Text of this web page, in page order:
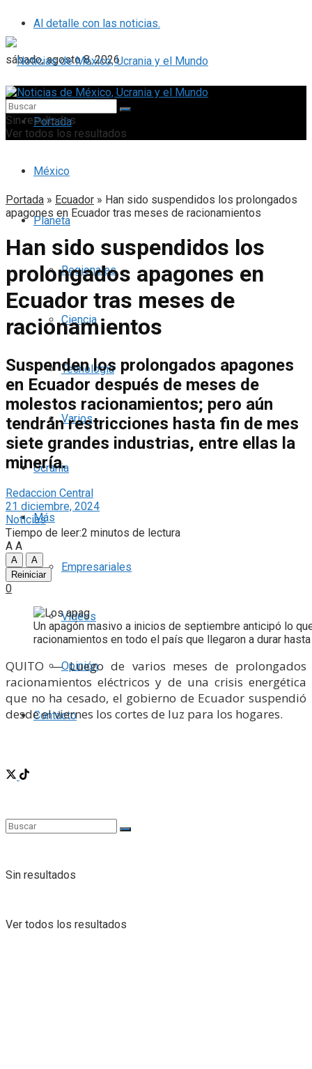
Al detalle con las noticias.
sábado, agosto 8, 2026
Portada
México
Planeta
Regionales
Ciencia
Tecnología
Varios
Ucrania
Más
Empresariales
Videos
Opinión
Contácto
Sin resultados
Ver todos los resultados
Sin resultados
Ver todos los resultados
Portada » Ecuador » Han sido suspendidos los prolongados
apagones en Ecuador tras meses de racionamientos
Han sido suspendidos los
prolongados apagones en
Ecuador tras meses de
racionamientos
Suspenden los prolongados apagones
en Ecuador después de meses de
molestos racionamientos; pero aún
tendrán restricciones hasta fin de mes
siete grandes industrias, entre ellas la
minería.
Redaccion Central
21 diciembre, 2024
Noticias
Tiempo de leer:2 minutos de lectura
A A
A
A
Reiniciar
0
Un apagón masivo a inicios de septiembre anticipó lo
racionamientos en todo el país que llegaron a durar
QUITO — Luego de varios meses de prolongados
racionamientos eléctricos y de una crisis energética
que no ha cesado, el gobierno de Ecuador suspendió
desde el viernes los cortes de luz para los hogares.